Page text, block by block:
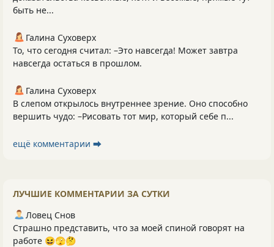
быть не...
Галина Суховерх
То, что сегодня считал: –Это навсегда! Может завтра
навсегда остаться в прошлом.
Галина Суховерх
В слепом открылось внутреннее зрение. Оно способно
вершить чудо: –Рисовать тот мир, который себе п...
ещё комментарии ⮕
ЛУЧШИЕ КОММЕНТАРИИ ЗА СУТКИ
Ловец Снов
Страшно представить, что за моей спиной говорят на
работе 😆🫣🤔